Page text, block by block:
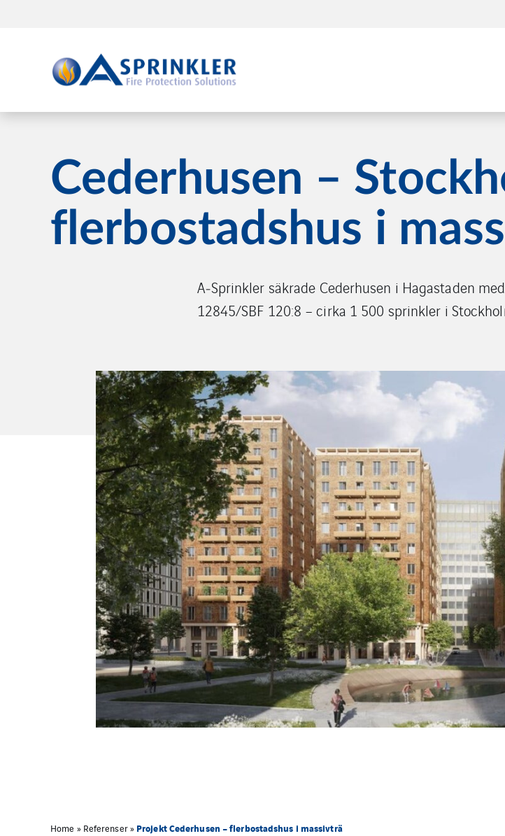
Cederhusen –
flerbostadshus i
A‑Sprinkler säkrade Cederhusen i Hagastaden
12845/SBF 120:8 – cirka 1 500 sprinkler i
Home » Referenser» Projekt Cederhusen – flerbostadshus i massivträ